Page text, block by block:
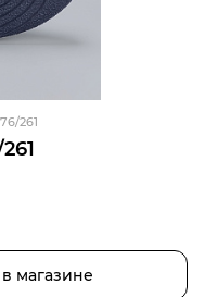
261
магазине